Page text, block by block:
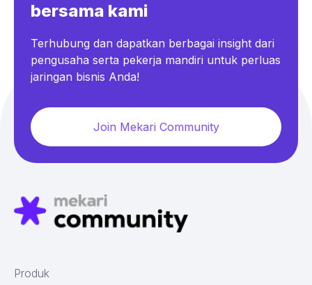
bersama kami
Terhubung dan dapatkan berbagai insight dari
pengusaha serta pekerja mandiri untuk perluas
jaringan bisnis Anda!
Join Mekari Community
Produk